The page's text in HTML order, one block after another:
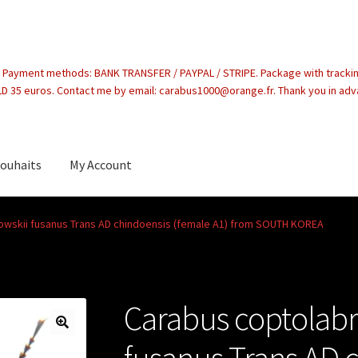
methods: BANK TRANSFER / PAYPAL / STRIPE. Package with
35 euros. Contact me by email: carabus1000@orange.fr. Thank you in
My Account
fusanus Trans AD chindoensis (female A1) from SOUTH KOREA
Carabus